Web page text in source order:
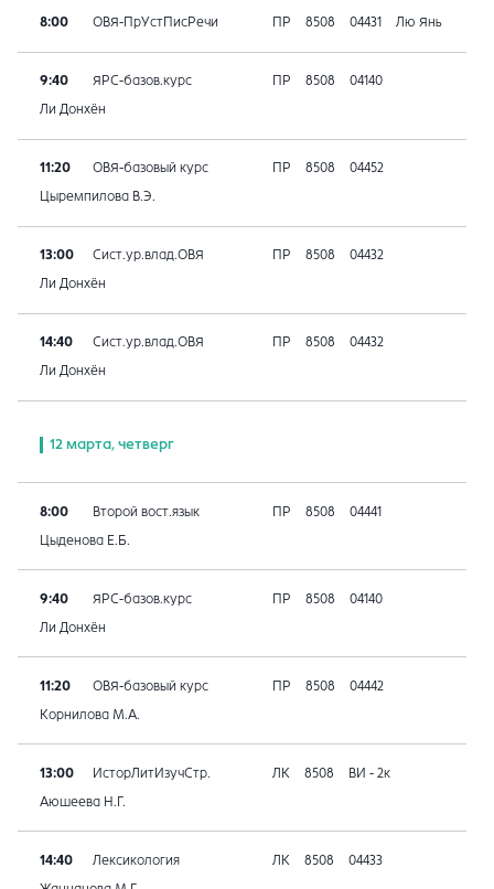
8:00 ОВЯ-ПрУстПисРечи ПР 8508 04431 Лю Янь
9:40 ЯРС-базов.курс ПР 8508 04140
Ли Донхён
11:20 ОВЯ-базовый курс ПР 8508 04452
Цыремпилова В.Э.
13:00 Сист.ур.влад.ОВЯ ПР 8508 04432
Ли Донхён
14:40 Сист.ур.влад.ОВЯ ПР 8508 04432
Ли Донхён
12 марта, четверг
8:00 Второй вост.язык ПР 8508 04441
Цыденова Е.Б.
9:40 ЯРС-базов.курс ПР 8508 04140
Ли Донхён
11:20 ОВЯ-базовый курс ПР 8508 04442
Корнилова М.А.
13:00 ИсторЛитИзучСтр. ЛК 8508 ВИ - 2к
Аюшеева Н.Г.
14:40 Лексикология ЛК 8508 04433